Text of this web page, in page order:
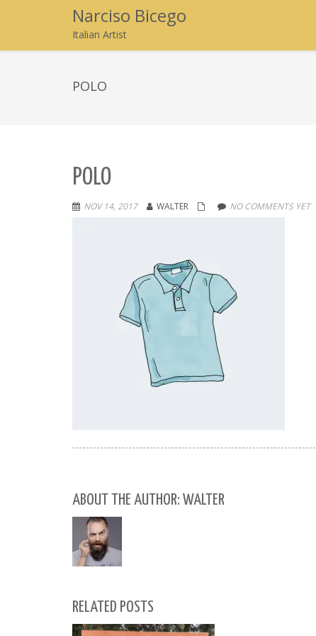
Narciso Bicego
Italian Artist
POLO
POLO
NOV 14, 2017 WALTER NO COMMENTS YET
ABOUT THE AUTHOR: WALTER
RELATED POSTS